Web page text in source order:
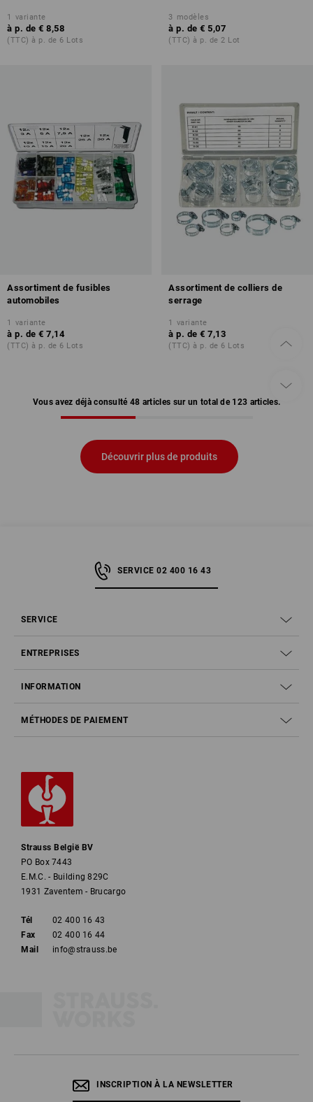
1 variante
à p. de € 8,58
(TTC) à p. de 6 Lots
3 modèles
à p. de € 5,07
(TTC) à p. de 2 Lot
Assortiment de fusibles
automobiles
1 variante
à p. de € 7,14
(TTC) à p. de 6 Lots
Assortiment de colliers de
serrage
1 variante
à p. de € 7,13
(TTC) à p. de 6 Lots
Vous avez déjà consulté 48 articles sur un total de 123 articles.
Découvrir plus de produits
SERVICE 02 400 16 43
SERVICE
ENTREPRISES
INFORMATION
MÉTHODES DE PAIEMENT
Strauss België BV
PO Box 7443
E.M.C. - Building 829C
1931 Zaventem - Brucargo
Tél
02 400 16 43
Fax
02 400 16 44
Mail
info@strauss.be
INSCRIPTION À LA NEWSLETTER